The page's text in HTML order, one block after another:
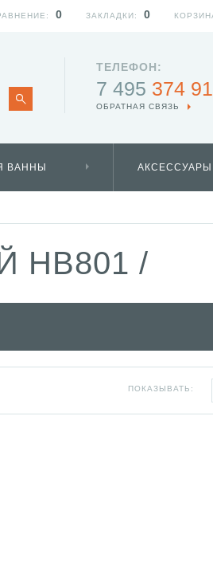
ТЕЛЕФОН:
7 495 374
ОБРАТНАЯ СВЯЗЬ
ВАННЫ АКСЕССУАРЫ
HB801 /
ПОКАЗЫВАТЬ:
ЗАКЛАДКИ: 0
0